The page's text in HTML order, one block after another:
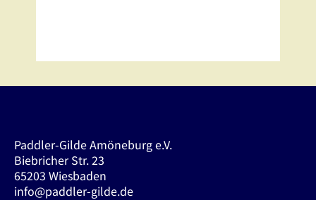
Paddler-Gilde Amöneburg e.V.
Biebricher Str. 23
65203 Wiesbaden
info@paddler-gilde.de